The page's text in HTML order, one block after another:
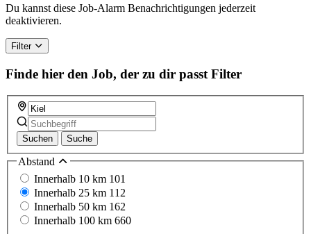
Du kannst diese Job-Alarm Benachrichtigungen jederzeit
deaktivieren.
Filter
Finde hier den Job, der zu dir passt Filter
Suchen Suche
Abstand
Innerhalb 10 km 101
Innerhalb 25 km 112
Innerhalb 50 km 162
Innerhalb 100 km 660